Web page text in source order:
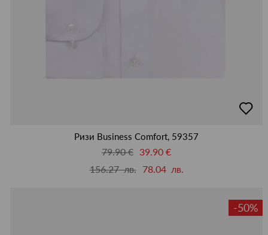
в
Ризи Business Comfort, 59357
79.90 € 39.90 €
156.27 лв.
78.04 лв.
-50%